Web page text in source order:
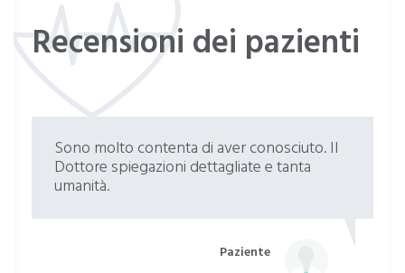
Recensioni dei pazienti
Sono molto contenta di aver conosciuto. Il
Dottore spiegazioni dettagliate e tanta
umanità.
Paziente